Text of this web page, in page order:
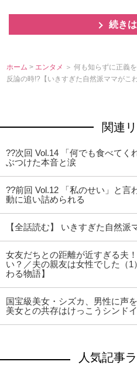
続き
ホーム > エンタメ ＞ 何も知らずに正義
反論の時!?【いきすぎた自然派ママがこ
関連
??次回 Vol.14 「何でも食べてく
ぶつけた本音と涙
??前回 Vol.12 「私のせい」と
動に追い詰められる
【全話読む】 いきすぎた自然派
女友だちとの距離が近すぎる夫
い？／夫の親友は女性でした（
わる物語】
国宝級美女・シズカ、男性に声
美女との共存はけっこうシンドイ
人気記事